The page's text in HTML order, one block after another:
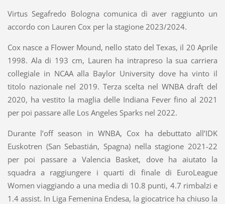
Virtus Segafredo Bologna comunica di aver raggiunto un
accordo con Lauren Cox per la stagione 2023/2024.
Cox nasce a Flower Mound, nello stato del Texas, il 20 Aprile
1998. Ala di 193 cm, Lauren ha intrapreso la sua carriera
collegiale in NCAA alla Baylor University dove ha vinto il
titolo nazionale nel 2019. Terza scelta nel WNBA draft del
2020, ha vestito la maglia delle Indiana Fever fino al 2021
per poi passare alle Los Angeles Sparks nel 2022.
Durante l’off season in WNBA, Cox ha debuttato all’IDK
Euskotren (San Sebastián, Spagna) nella stagione 2021-22
per poi passare a Valencia Basket, dove ha aiutato la
squadra a raggiungere i quarti di finale di EuroLeague
Women viaggiando a una media di 10.8 punti, 4.7 rimbalzi e
1.4 assist. In Liga Femenina Endesa, la giocatrice ha chiuso la